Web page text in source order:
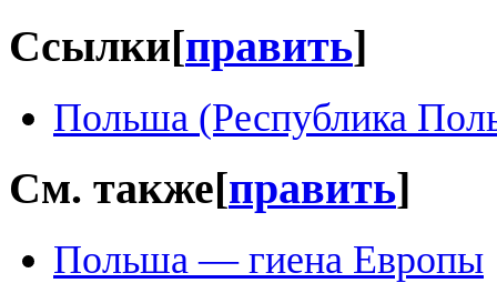
Ссылки[править]
Польша (Республика
См. также[править]
Польша — гиена Европы